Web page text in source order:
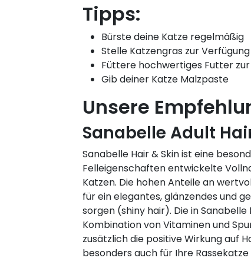
Tipps:
Bürste deine Katze regelmäßig
Stelle Katzengras zur Verfügung
Füttere hochwertiges Futter zur
Gib deiner Katze Malzpaste
Unsere
Sanabelle Adult
Sanabelle Hair & Skin ist eine
Felleigenschaften entwickelte
Katzen. Die hohen Anteile an
für ein elegantes, glänzendes und
sorgen (shiny hair). Die in
Kombination von Vitaminen und
zusätzlich die positive Wirkung auf
besonders auch für Ihre